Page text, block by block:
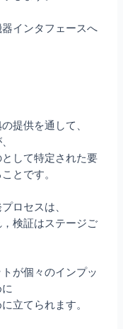
インタフェースへ
提供を通して、
して特定された要
とです。
ロセスは、
検証はステージご
が個々のインプッ
立てられます。